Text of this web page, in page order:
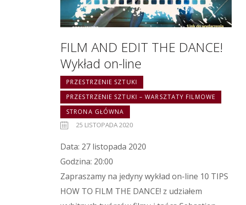
FILM AND EDIT THE DANCE!
Wykład on-line
PRZESTRZENIE SZTUKI
PRZESTRZENIE SZTUKI – WARSZTATY FILMOWE
STRONA GŁÓWNA
25 LISTOPADA 2020
Data: 27 listopada 2020
Godzina: 20:00
Zapraszamy na jedyny wykład on-line 10 TIPS
HOW TO FILM THE DANCE! z udziałem